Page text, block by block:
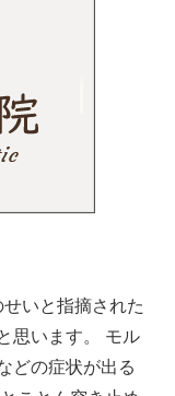
いと指摘された
思います。 モル
どの症状が出る